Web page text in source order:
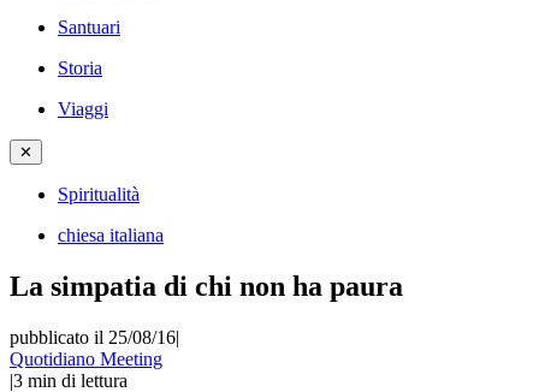
Santuari
Storia
Viaggi
✕
Spiritualità
chiesa italiana
La simpatia di chi non ha paura
pubblicato il 25/08/16|
Quotidiano Meeting
|3 min di lettura